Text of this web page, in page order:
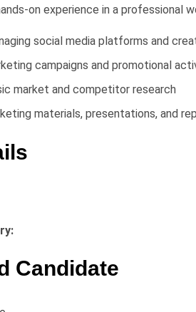
on experience in a professional
social media platforms and
campaigns and promotional
market and competitor research
materials, presentations, and
Candidate